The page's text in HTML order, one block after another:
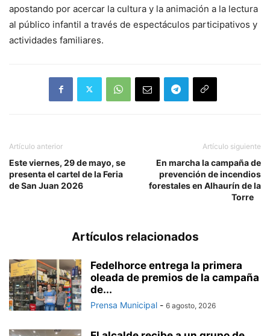
apostando por acercar la cultura y la animación a la lectura
al público infantil a través de espectáculos participativos y
actividades familiares.
Artículo anterior
Este viernes, 29 de mayo, se
presenta el cartel de la Feria
de San Juan 2026
Artículo siguiente
En marcha la campaña de
prevención de incendios
forestales en Alhaurín de la
Torre
Artículos relacionados
Fedelhorce entrega la primera
oleada de premios de la campaña
de...
Prensa Municipal - 6 agosto, 2026